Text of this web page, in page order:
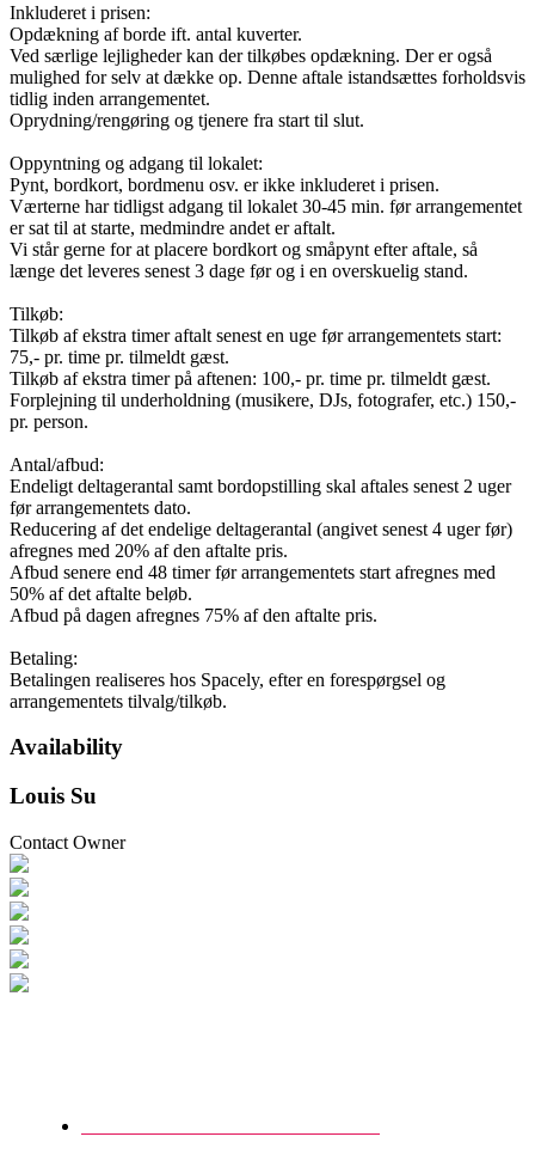
Inkluderet i prisen:
Opdækning af borde ift. antal kuverter.
Ved særlige lejligheder kan der tilkøbes opdækning. Der er også
mulighed for selv at dække op. Denne aftale istandsættes forholdsvis
tidlig inden arrangementet.
Oprydning/rengøring og tjenere fra start til slut.
Oppyntning og adgang til lokalet:
Pynt, bordkort, bordmenu osv. er ikke inkluderet i prisen.
Værterne har tidligst adgang til lokalet 30-45 min. før arrangementet
er sat til at starte, medmindre andet er aftalt.
Vi står gerne for at placere bordkort og småpynt efter aftale, så
længe det leveres senest 3 dage før og i en overskuelig stand.
Tilkøb:
Tilkøb af ekstra timer aftalt senest en uge før arrangementets start:
75,- pr. time pr. tilmeldt gæst.
Tilkøb af ekstra timer på aftenen: 100,- pr. time pr. tilmeldt gæst.
Forplejning til underholdning (musikere, DJs, fotografer, etc.) 150,-
pr. person.
Antal/afbud:
Endeligt deltagerantal samt bordopstilling skal aftales senest 2 uger
før arrangementets dato.
Reducering af det endelige deltagerantal (angivet senest 4 uger før)
afregnes med 20% af den aftalte pris.
Afbud senere end 48 timer før arrangementets start afregnes med
50% af det aftalte beløb.
Afbud på dagen afregnes 75% af den aftalte pris.
Betaling:
Betalingen realiseres hos Spacely, efter en forespørgsel og
arrangementets tilvalg/tilkøb.
Availability
Louis Su
Contact Owner